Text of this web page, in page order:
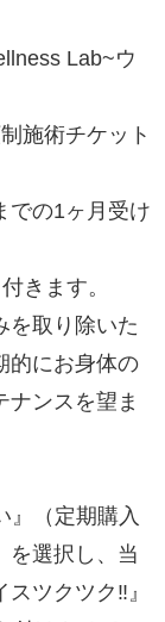
Lab~ウ
施術チケット
での1ヶ月受け
きます。
を取り除いた
的にお身体の
ナンスを望ま
』（定期購入
を選択し、当
ツクツク‼』